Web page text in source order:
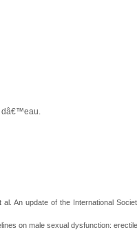
dâ€™eau.
An update of the International
on male sexual dysfunction: